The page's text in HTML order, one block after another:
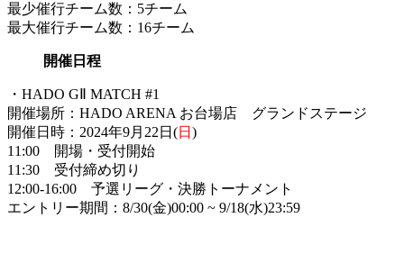
最少催行チーム数：5チーム
最大催行チーム数：16チーム
開催日程
・HADO GⅡ MATCH #1
開催場所：HADO ARENA お台場店 グランドステージ
開催日時：2024年9月22日(日 )
11:00 開場・受付開始
11:30 受付締め切り
12:00-16:00 予選リーグ・決勝トーナメント
エントリー期間：8/30(金)00:00 ~ 9/18(水)23:59